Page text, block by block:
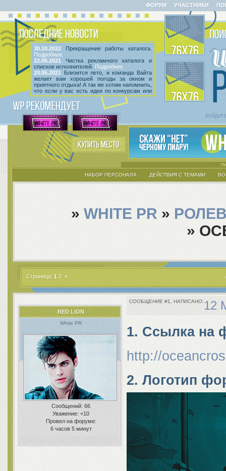
30.10.2022 Прекращение работы каталога.
Подробнее.
22.05.2021
Чистка рекламного каталога и
списков исполнителей. Подробнее.
20.05.2021
Близится лето, и команда Вайта
желает вам хорошей погоды за окном и
приятного отдыха! А так же хотим напомнить,
что если у вас есть идеи по конкурсам или
мероприятиям, вы всегда можете высказать
ихв этой теме! Так же сообщаем, что введен
срок неактивности исполнителей и их тем.
Подробнее.
НАБОР ПЕРСОНАЛА ДЕЙСТВИЯ С ТЕМАМИ
ФОРУМ УЧАСТНИКИ
» WHITE PR »
»
Страница: 1 2 »
1 12
RED LION
White PR
Сообщений: 66
Уважение: +10
Провел на форуме:
6 часов 5 минут
1. Ссылка на
http://
2. Логотип